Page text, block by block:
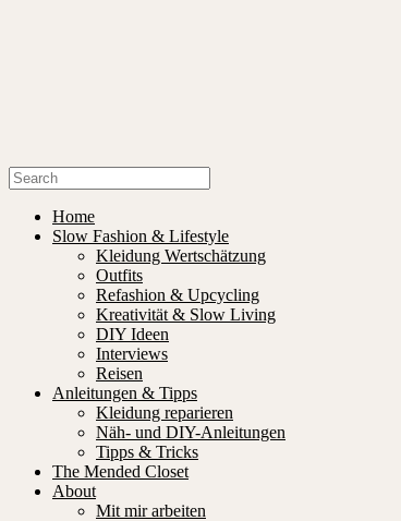
Home
Slow Fashion & Lifestyle
Kleidung Wertschätzung
Outfits
Refashion & Upcycling
Kreativität & Slow Living
DIY Ideen
Interviews
Reisen
Anleitungen & Tipps
Kleidung reparieren
Näh- und DIY-Anleitungen
Tipps & Tricks
The Mended Closet
About
Mit mir arbeiten